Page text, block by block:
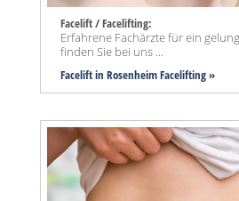
Facelift / Facelifting:
Erfahrene Fachärzte für ein
finden Sie bei uns ...
Facelift in Rosenheim Facelifting »